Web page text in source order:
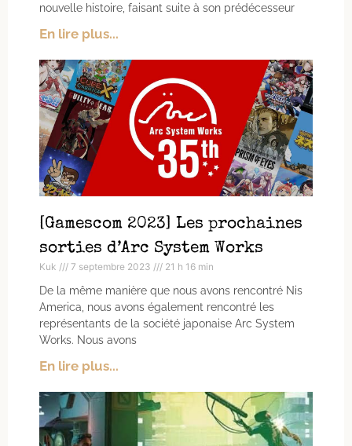
nouvelle histoire, faisant suite à son prédécesseur
En lire plus...
[Gamescom 2023] Les prochaines
sorties d’Arc System Works
Kuk 7 septembre 2023 21 h 16 min
De la même manière que nous avons rencontré Nis
America, nous avons également rencontré les
représentants de la société japonaise Arc System
Works. Nous avons
En lire plus...